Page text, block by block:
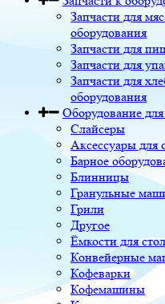
Запчасти для
оборудования
Запчасти для
Запчасти для
Запчасти для
оборудования
Оборудование
Слайсеры
Аксессуары для
Барное
Блинницы
Гранульные
Грили
Другое
Ёмкости для
Конвейерные
Кофеварки
Кофемашины